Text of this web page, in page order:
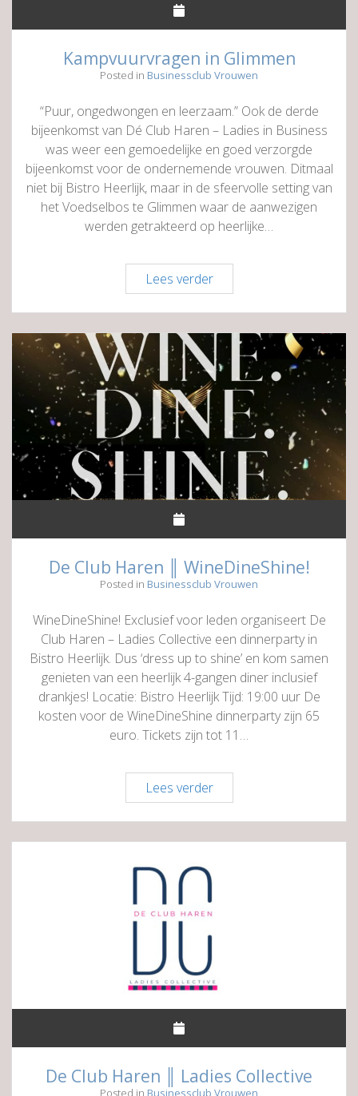
Kampvuurvragen in Glimmen
Posted in Businessclub Vrouwen
“Puur, ongedwongen en leerzaam.” Ook de derde
bijeenkomst van Dé Club Haren – Ladies in Business
was weer een gemoedelijke en goed verzorgde
bijeenkomst voor de ondernemende vrouwen. Ditmaal
niet bij Bistro Heerlijk, maar in de sfeervolle setting van
het Voedselbos te Glimmen waar de aanwezigen
werden getrakteerd op heerlijke…
Lees verderKampvuurvragen
in
Glimmen
De Club Haren ║ WineDineShine!
Posted in Businessclub Vrouwen
WineDineShine! Exclusief voor leden organiseert De
Club Haren – Ladies Collective een dinnerparty in
Bistro Heerlijk. Dus ‘dress up to shine’ en kom samen
genieten van een heerlijk 4-gangen diner inclusief
drankjes! Locatie: Bistro Heerlijk Tijd: 19:00 uur De
kosten voor de WineDineShine dinnerparty zijn 65
euro. Tickets zijn tot 11…
Lees verderDe
Club
Haren
║
De Club Haren ║ Ladies Collective
Posted in Businessclub Vrouwen